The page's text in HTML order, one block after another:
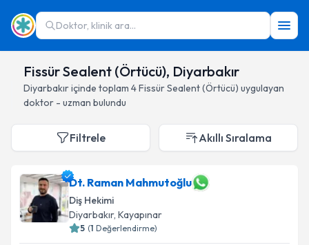
Doktor, klinik ara...
Fissür Sealent (Örtücü), Diyarbakır
Diyarbakıriçinde toplam 4Fissür Sealent (Örtücü) uygulayan
doktor - uzman bulundu
Filtrele Akıllı Sıralama
Dt. Raman Mahmutoğlu
Diş Hekimi
Diyarbakır, Kayapınar
5 (1 Değerlendirme)